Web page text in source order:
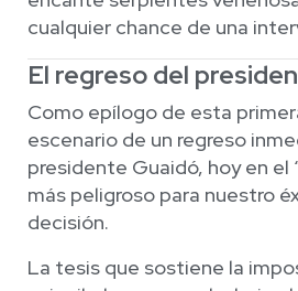
cualquier chance de una
El regreso del
Como epílogo de esta
escenario de un regreso
presidente Guaidó, hoy en el
más peligroso para nuestro
decisión.
La tesis que sostiene la